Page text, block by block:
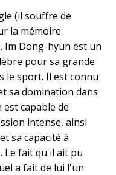
(il souffre de
la mémoire
Im Dong-hyun est un
pour sa grande
le sport. Il est connu
sa domination dans
capable de
intense, ainsi
sa capacité à
Le fait qu'il ait pu
a fait de lui l'un